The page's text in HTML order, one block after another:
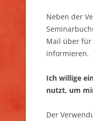
Neben der
Mail über für
informieren.
Ich willige
nutzt, um
Der